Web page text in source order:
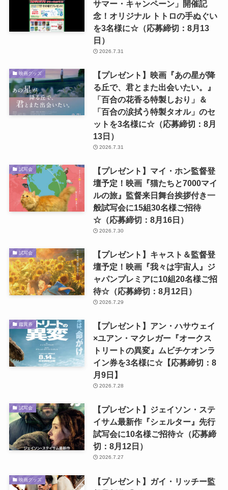
サマー・キャンペーン」開催記
念！オリジナル トトロの手ぬぐい
を3名様に☆（応募締切：8月13
日）
2026.7.31
映画グッズ
【プレゼント】映画『あの星が降
る丘で、君とまた出会いたい。』
「百合の花香る特製しおり」＆
「百合の涙拭う特製タオル」のセ
ットを3名様に☆（応募締切：8月
13日）
2026.7.31
試写会
【プレゼント】マイ・ホン監督登
壇予定！映画『猫たちと7000マイ
ルの旅』監督来日舞台挨拶付き一
般試写会に15組30名様ご招待
☆（応募締切：8月16日）
2026.7.30
試写会
【プレゼント】キャスト＆監督登
壇予定！映画『我々は宇宙人』ジ
ャパンプレミアに10組20名様ご招
待☆（応募締切：8月12日）
2026.7.29
鑑賞券
【プレゼント】アン・ハサウェイ
×ユアン・マクレガー『オークス
トリートの異変』ムビチケオンラ
イン券を3名様に☆【応募締切：8
月9日】
2026.7.28
試写会
【プレゼント】ジェイソン・ステ
イサム最新作『シェルター』先行
試写会に10名様ご招待☆（応募締
切：8月12日）
2026.7.27
映画グッズ
【プレゼント】ガイ・リッチー監